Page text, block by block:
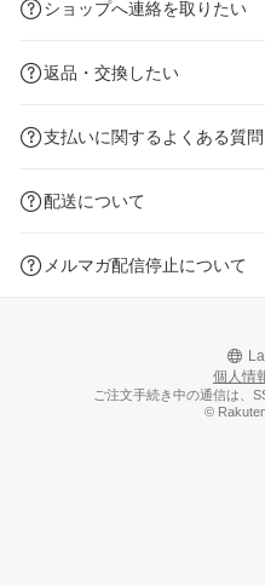
ショップへ連絡を取りたい
返品・交換したい
支払いに関するよくある質問
配送について
メルマガ配信停止について
個人情
ご注文手続き中の通信は、
©